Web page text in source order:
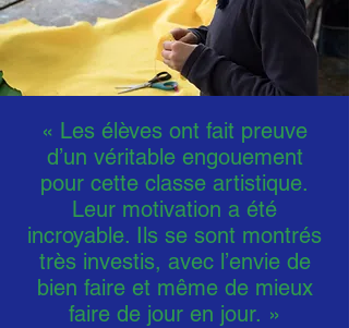
« Les élèves ont fait preuve
d’un véritable engouement
pour cette classe artistique.
Leur motivation a été
incroyable. Ils se sont montrés
très investis, avec l’envie de
bien faire et même de mieux
faire de jour en jour. »